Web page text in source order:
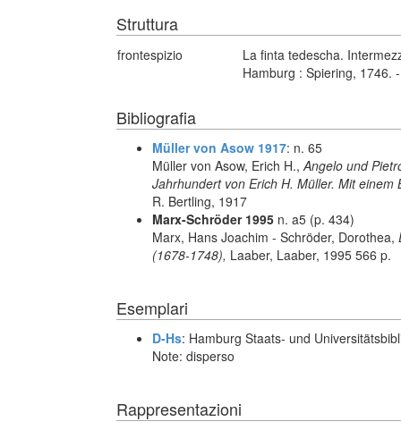
Struttura
frontespizio
La finta tedescha.
Hamburg : Spiering, 1746.
Bibliografia
Müller von Asow 1917: n. 65
Müller von Asow, Erich H.,Angelo und
Jahrhundert von Erich H. Müller. Mit
R. Bertling, 1917
Marx-Schröder 1995 n. a5 (p. 434)
Marx, Hans Joachim - Schröder, Dorothea,
(1678-1748), Laaber, Laaber, 1995 566 p.
Esemplari
D-Hs: Hamburg Staats- und
Note: disperso
Rappresentazioni